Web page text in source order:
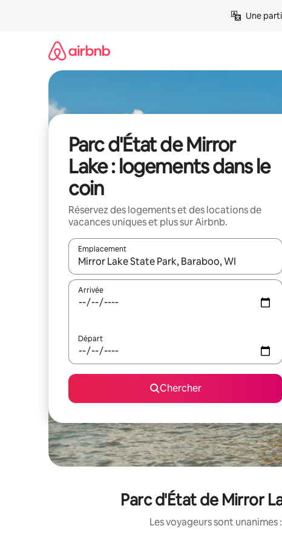
Une
Parc d'État de Mirror
Lake : logements dans le
coin
Réservez des logements et des locations de
vacances uniques et plus sur Airbnb.
Emplacement
Quand les résultats sont affichés, parcourez-les en
Arrivée
Départ
Chercher
Parc d'État de Mirror
Les voyageurs sont